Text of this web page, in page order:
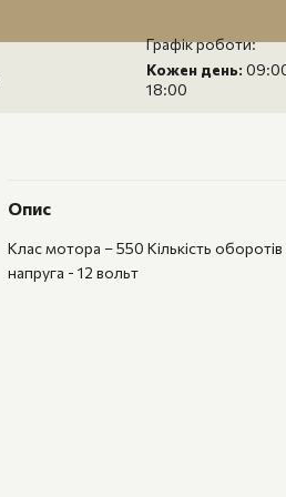
Графік роботи:
Кожен день:
18:00
Опис
Клас мотора – 550 Кількість
напруга - 12 вольт